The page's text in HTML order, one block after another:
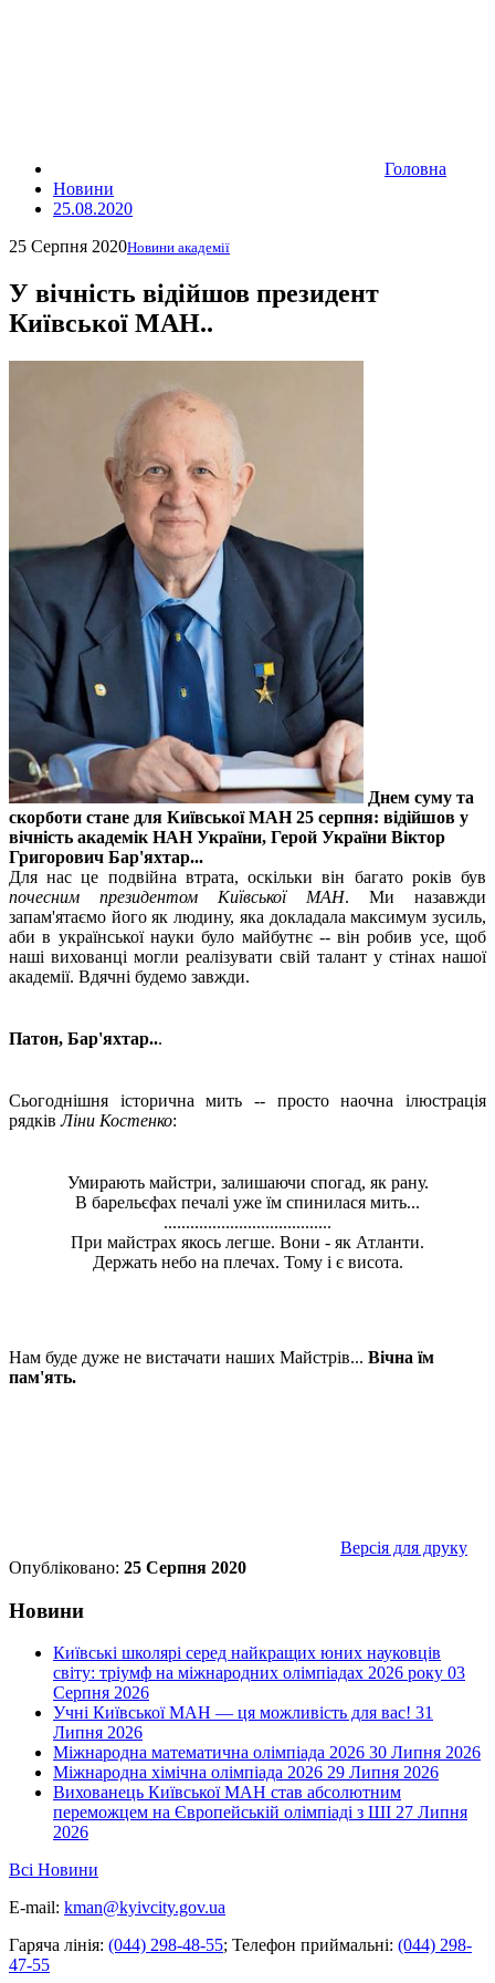
Головна
Новини
25.08.2020
25 Серпня 2020Новини академії
У вічність відійшов президент
Київської МАН..
Днем суму та
скорботи стане для Київської МАН 25 серпня: відійшов у
вічність академік НАН України, Герой України Віктор
Григорович Бар'яхтар...
Для нас це подвійна втрата, оскільки він багато років був
почесним президентом Київської МАН. Ми назавжди
запам'ятаємо його як людину, яка докладала максимум зусиль,
аби в української науки було майбутнє -- він робив усе, щоб
наші вихованці могли реалізувати свій талант у стінах нашої
академії. Вдячні будемо завжди.
Патон, Бар'яхтар...
Сьогоднішня історична мить -- просто наочна ілюстрація
рядківЛіни Костенко:
Умирають майстри, залишаючи спогад, як рану.
В барельєфах печалі уже їм спинилася мить...
......................................
При майстрах якось легше. Вони - як Атланти.
Держать небо на плечах. Тому і є висота.
Нам буде дуже не вистачати наших Майстрів... Вічна їм
пам'ять.
Версія для друку
Опубліковано: 25 Серпня 2020
Новини
Київські школярі серед найкращих юних науковців
світу: тріумф на міжнародних олімпіадах 2026 року 03
Серпня 2026
Учні Київської МАН — ця можливість для вас! 31
Липня 2026
Міжнародна математична олімпіада 2026 30 Липня 2026
Міжнародна хімічна олімпіада 2026 29 Липня 2026
Вихованець Київської МАН став абсолютним
переможцем на Європейській олімпіаді з ШІ 27 Липня
2026
Всі Новини
E-mail: kman@kyivcity.gov.ua
Гаряча лінія: (044) 298-48-55; Телефон приймальні: (044) 298-
47-55